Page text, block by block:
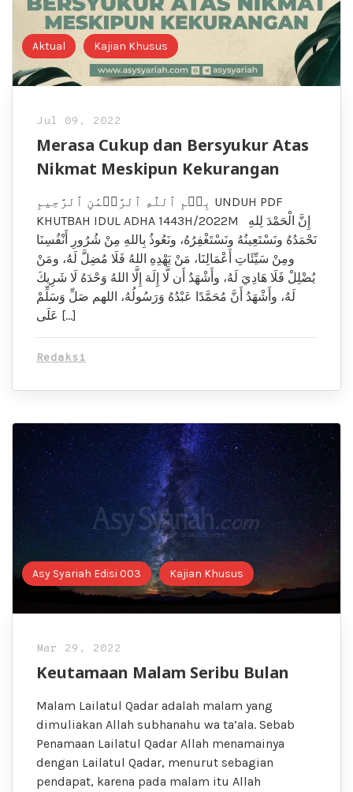
Aktual Kajian Khusus
Jul 09, 2022
Merasa Cukup dan Bersyukur Atas
Nikmat Meskipun Kekurangan
بِسۡمِ ٱللَّهِ ٱلرَّحۡمَٰنِ ٱلرَّحِيمِ UNDUH PDF
KHUTBAH IDUL ADHA 1443H/2022M إِنَّ الْحَمْدَ لِلهِ
نَحْمَدُهُ ونَسْتَعِينُهُ ونَسْتَغْفِرُهُ، ونَعُوذُ بِاللهِ مِنْ شُرُورِ أَنْفُسِنَا
ومِنْ سَيِّئَاتِ أَعْمَالِنَا، مَنْ يَهْدِهِ اللهُ فَلَا مُضِلَّ لَهُ، ومَنْ
يُضْلِلْ فَلَا هَادِيَ لَهُ، وأَشْهَدُ أَن لَّا إِلَهَ إِلَّا اللهُ وَحْدَهُ لَا شَرِيكَ
لَهُ، وأَشْهَدُ أَنَّ مُحَمَّدًا عَبْدُهُ وَرَسُولُهُ، اللهم صَلِّ وَسَلِّمْ
عَلَى […]
Redaksi
Asy Syariah Edisi 003 Kajian Khusus
Mar 29, 2022
Keutamaan Malam Seribu Bulan
Malam Lailatul Qadar adalah malam yang
dimuliakan Allah subhanahu wa ta’ala. Sebab
Penamaan Lailatul Qadar Allah menamainya
dengan Lailatul Qadar, menurut sebagian
pendapat, karena pada malam itu Allah